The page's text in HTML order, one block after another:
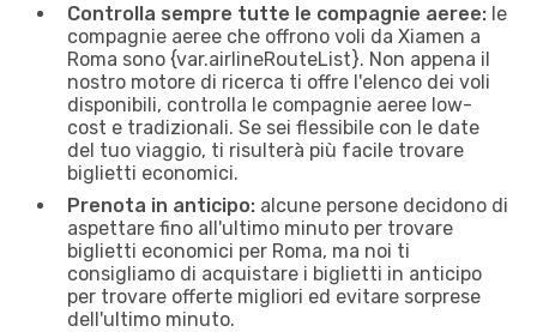
Controlla sempre tutte le compagnie aeree: le
compagnie aeree che offrono voli da Xiamen a
Roma sono {​var.airlineRouteList}. Non appena il
nostro motore di ricerca ti offre l'elenco dei voli
disponibili, controlla le compagnie aeree low-
cost e tradizionali. Se sei flessibile con le date
del tuo viaggio, ti risulterà più facile trovare
biglietti economici.
Prenota in anticipo: alcune persone decidono di
aspettare fino all'ultimo minuto per trovare
biglietti economici per Roma, ma noi ti
consigliamo di acquistare i biglietti in anticipo
per trovare offerte migliori ed evitare sorprese
dell'ultimo minuto.